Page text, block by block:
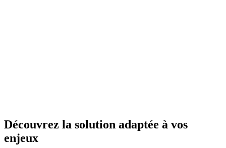
Découvrez la solution adaptée à vos
enjeux